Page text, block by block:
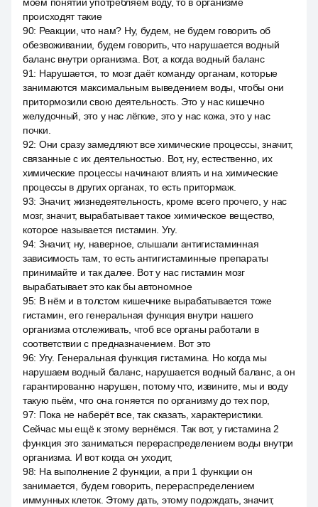
происходят такие
90: Реакции, что нам? Ну, будем, не будем говорить об
обезвоживании, будем говорить, что нарушается водный
баланс внутри организма. Вот, а когда водный баланс
91: Нарушается, то мозг даёт команду органам, которые
занимаются максимальным выведением воды, чтобы они
притормозили свою деятельность. Это у нас кишечно
желудочный, это у нас лёгкие, это у нас кожа, это у нас
почки.
92: Они сразу замедляют все химические процессы, значит,
связанные с их деятельностью. Вот, ну, естественно, их
химические процессы начинают влиять и на химические
процессы в других органах, то есть притормаж.
93: Значит, жизнедеятельность, кроме всего прочего, у нас
мозг, значит, вырабатывает такое химическое вещество,
которое называется гистамин. Угу.
94: Значит, ну, наверное, слышали антигистаминная
зависимость там, то есть антигистаминные препараты
принимайте и так далее. Вот у нас гистамин мозг
вырабатывает это как бы автономное
95: В нём и в толстом кишечнике вырабатывается тоже
гистамин, его генеральная функция внутри нашего
организма отслеживать, чтоб все органы работали в
соответствии с предназначением. Вот это
96: Угу. Генеральная функция гистамина. Но когда мы
нарушаем водный баланс, нарушается водный баланс, а он
гарантированно нарушен, потому что, извините, мы и воду
такую пьём, что она гоняется по организму до тех пор,
97: Пока не наберёт все, так сказать, характеристики.
Сейчас мы ещё к этому вернёмся. Так вот, у гистамина 2
функция это заниматься перераспределением воды внутри
организма. И вот когда он уходит,
98: На выполнение 2 функции, а при 1 функции он
занимается, будем говорить, перераспределением
иммунных клеток. Этому дать, этому подождать, значит,